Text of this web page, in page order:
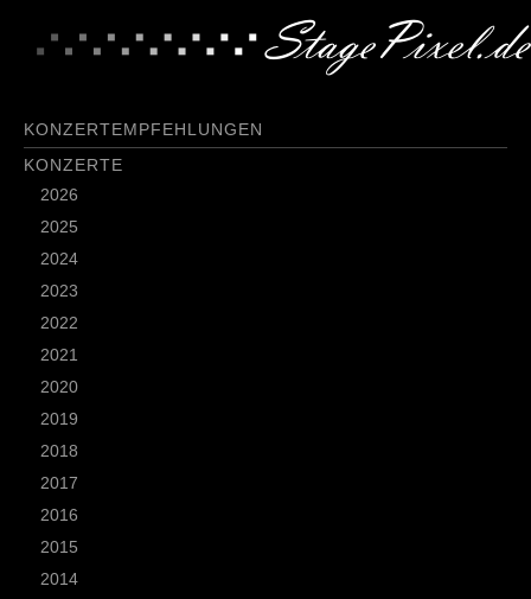
KONZERTEMPFEHLUNGEN
KONZERTE
2026
2025
2024
2023
2022
2021
2020
2019
2018
2017
2016
2015
2014